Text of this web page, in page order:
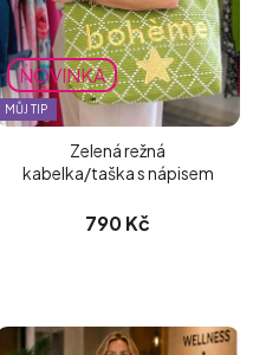
NOVINKA
MŮJ TIP
Zelená režná
kabelka/taška s nápisem
790 Kč